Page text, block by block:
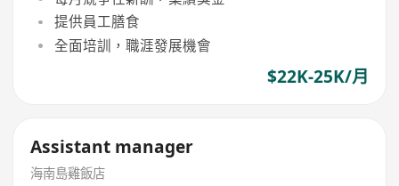
提供員工膳食
全面培訓，職涯發展機會
$22K-25K/月
Assistant manager
海南島雞飯店